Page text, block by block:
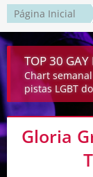
Página Inicial
TOP 30 GAY
Chart
pistas LGBT
Gloria